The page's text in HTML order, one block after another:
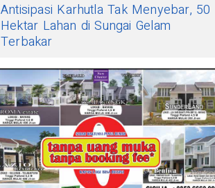
Antisipasi Karhutla Tak Menyebar, 50
Hektar Lahan di Sungai Gelam
Terbakar